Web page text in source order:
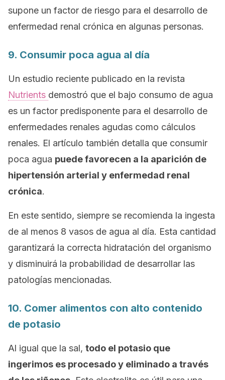
supone un factor de riesgo para el desarrollo de
enfermedad renal crónica en algunas personas.
9. Consumir poca agua al día
Un estudio reciente publicado en la revista
Nutrients demostró que el bajo consumo de agua
es un factor predisponente para el desarrollo de
enfermedades renales agudas como cálculos
renales. El artículo también detalla que consumir
poca agua puede favorecen a la aparición de
hipertensión arterial y enfermedad renal
crónica.
En este sentido, siempre se recomienda la ingesta
de al menos 8 vasos de agua al día. Esta cantidad
garantizará la correcta hidratación del organismo
y disminuirá la probabilidad de desarrollar las
patologías mencionadas.
10. Comer alimentos con alto contenido
de potasio
Al igual que la sal, todo el potasio que
ingerimos es procesado y eliminado a través